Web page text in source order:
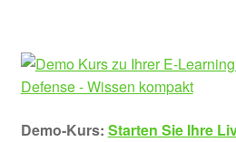
Demo-Kurs: Starten Sie Ihre